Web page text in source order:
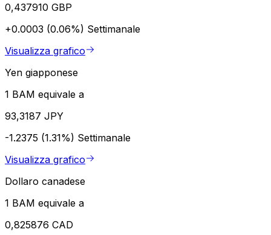
0,437910 GBP
+0.0003 (0.06%) Settimanale
Visualizza grafico
Yen giapponese
1 BAM equivale a
93,3187 JPY
-1.2375 (1.31%) Settimanale
Visualizza grafico
Dollaro canadese
1 BAM equivale a
0,825876 CAD